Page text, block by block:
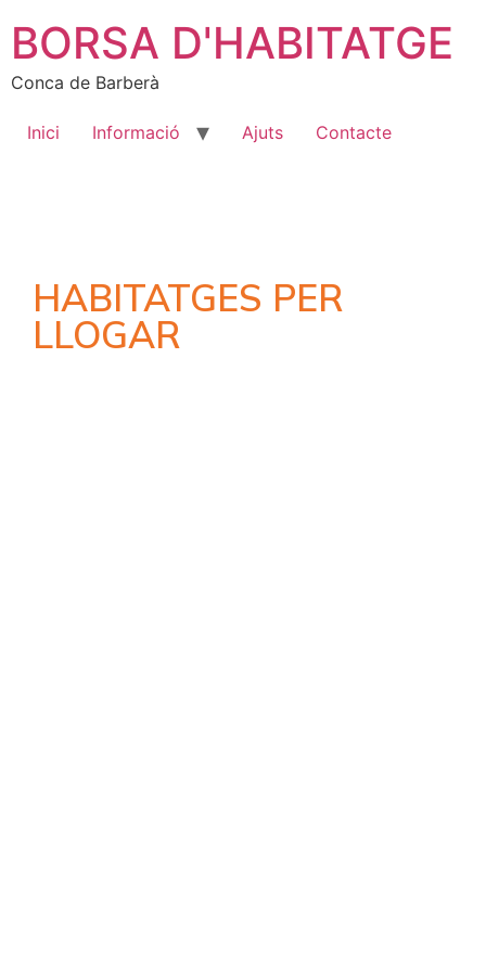
BORSA D'HABITATGE
Conca de Barberà
Inici Informació Ajuts Contacte
HABITATGES PER
LLOGAR